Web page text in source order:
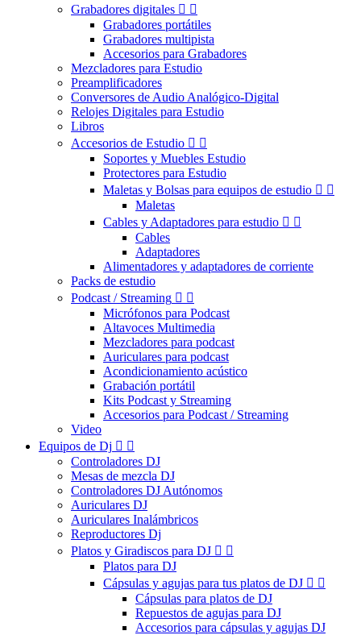
Grabadores digitales  
Grabadores portátiles
Grabadores multipista
Accesorios para Grabadores
Mezcladores para Estudio
Preamplificadores
Conversores de Audio Analógico-Digital
Relojes Digitales para Estudio
Libros
Accesorios de Estudio  
Soportes y Muebles Estudio
Protectores para Estudio
Maletas y Bolsas para equipos de estudio  
Maletas
Cables y Adaptadores para estudio  
Cables
Adaptadores
Alimentadores y adaptadores de corriente
Packs de estudio
Podcast / Streaming  
Micrófonos para Podcast
Altavoces Multimedia
Mezcladores para podcast
Auriculares para podcast
Acondicionamiento acústico
Grabación portátil
Kits Podcast y Streaming
Accesorios para Podcast / Streaming
Video
Equipos de Dj  
Controladores DJ
Mesas de mezcla DJ
Controladores DJ Autónomos
Auriculares DJ
Auriculares Inalámbricos
Reproductores Dj
Platos y Giradiscos para DJ  
Platos para DJ
Cápsulas y agujas para tus platos de DJ  
Cápsulas para platos de DJ
Repuestos de agujas para DJ
Accesorios para cápsulas y agujas DJ